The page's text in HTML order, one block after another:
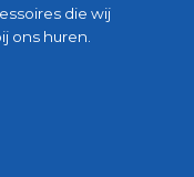
die wij
ons huren.